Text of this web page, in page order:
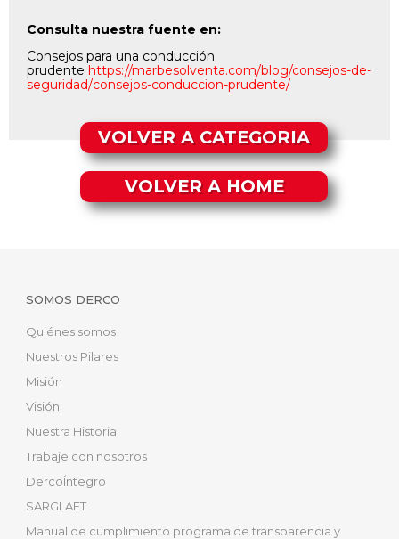
Consulta nuestra fuente en:
Consejos para una conducción
prudente https://marbesolventa.com/blog/consejos-de-
seguridad/consejos-conduccion-prudente/
VOLVER A CATEGORIA
VOLVER A HOME
SOMOS DERCO
Quiénes somos
Nuestros Pilares
Misión
Visión
Nuestra Historia
Trabaje con nosotros
DercoÍntegro
SARGLAFT
Manual de cumplimiento programa de transparencia y